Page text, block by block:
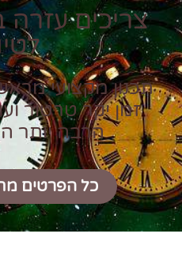
צריכים עזרה
תכנון מקצועי
זמן יקר טרטור
הרבה יותר
כל הפרטים